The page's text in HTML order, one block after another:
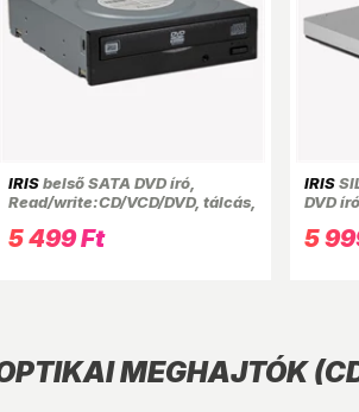
IRISbelső SATA DVD író,
Read/write:CD/VCD/DVD, tálcás,
41.3 mm
5 499 Ft
IRIS
DVD
in,
5
MEGHAJTÓK